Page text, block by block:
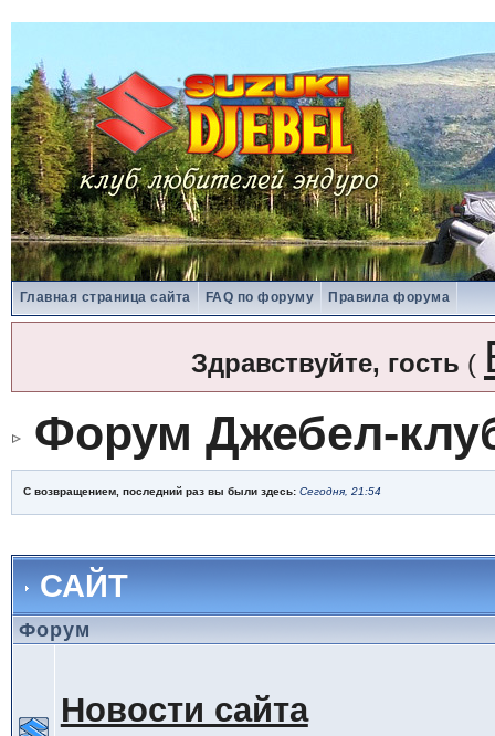
Главная страница сайта FAQ по форуму Правила форума
Здравствуйте, гость (
Форум Джебел-
С возвращением, последний раз вы были здесь: Сегодня, 21:54
САЙТ
Форум
Новости сайта